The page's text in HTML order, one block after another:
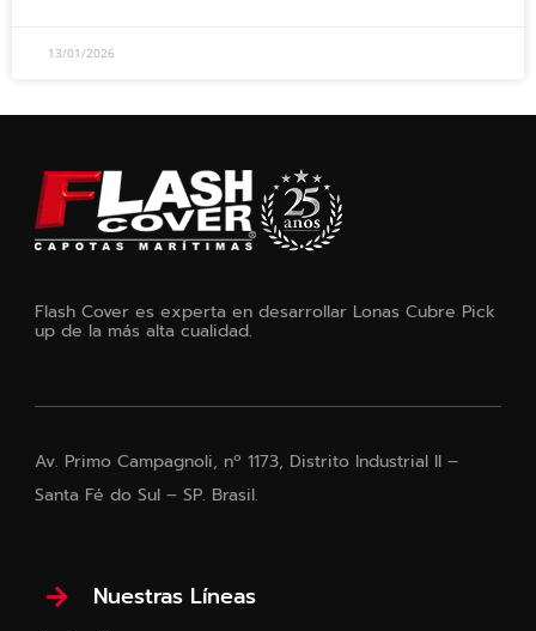
13/01/2026
Flash Cover es experta en desarrollar Lonas Cubre Pick
up de la más alta cualidad.
Av. Primo Campagnoli, nº 1173, Distrito Industrial II –
Santa Fé do Sul – SP. Brasil.
Nuestras Líneas